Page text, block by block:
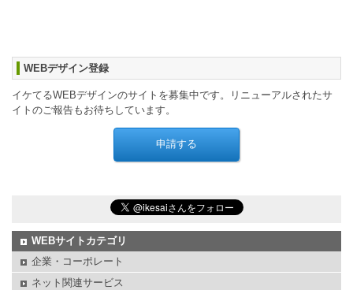
WEBデザイン登録
イケてるWEBデザインのサイトを募集中です。リニューアルされたサ
イトのご報告もお待ちしています。
WEBサイトカテゴリ
企業・コーポレート
ネット関連サービス